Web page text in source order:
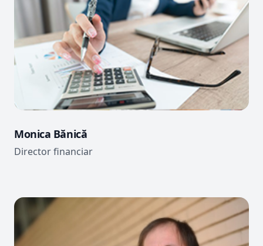
Monica Bănică
Director financiar